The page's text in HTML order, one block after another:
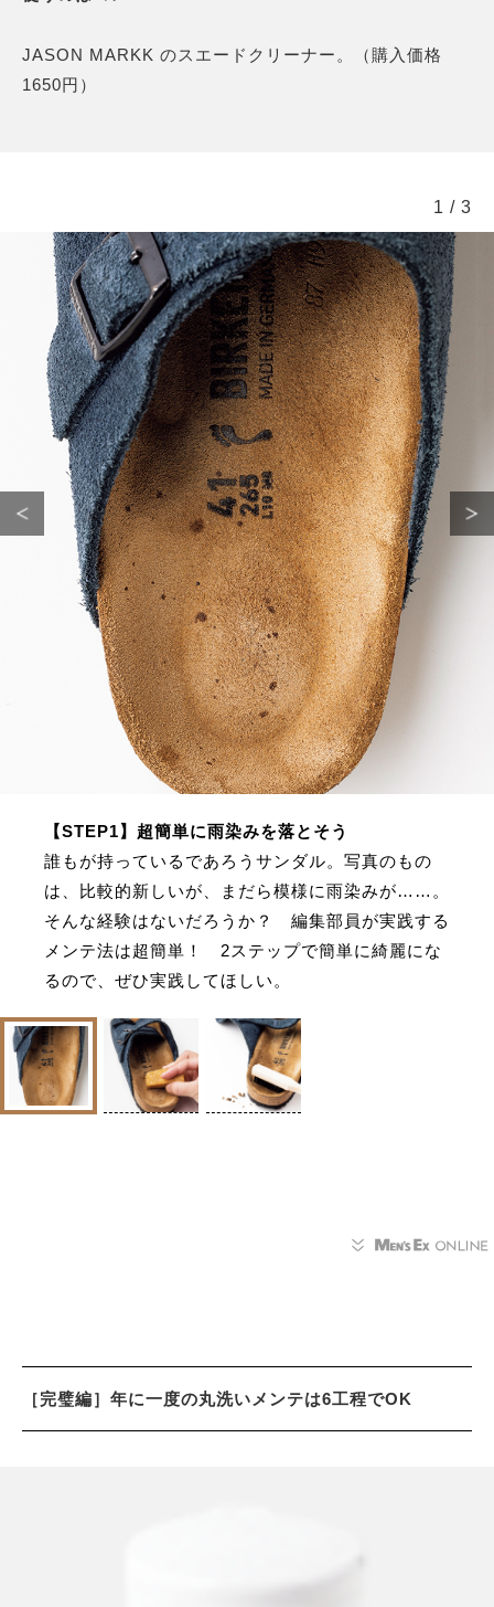
JASON MARKK のスエードクリーナー。（購入価格
1650円）
【STEP1】超簡単に雨染みを落とそう
誰もが持っているであろうサンダル。写真のもの
は、比較的新しいが、まだら模様に雨染みが……。
そんな経験はないだろうか？ 編集部員が実践する
メンテ法は超簡単！ 2ステップで簡単に綺麗にな
るので、ぜひ実践してほしい。
1 / 3
［完璧編］年に一度の丸洗いメンテは6工程でOK